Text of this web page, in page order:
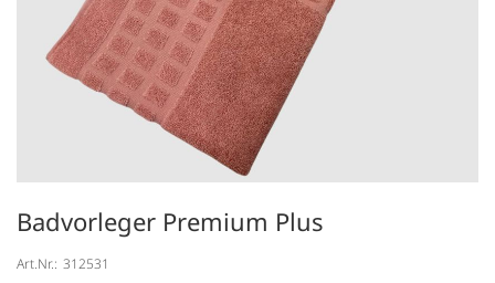
Badvorleger Premium Plus
Art.Nr.: 312531